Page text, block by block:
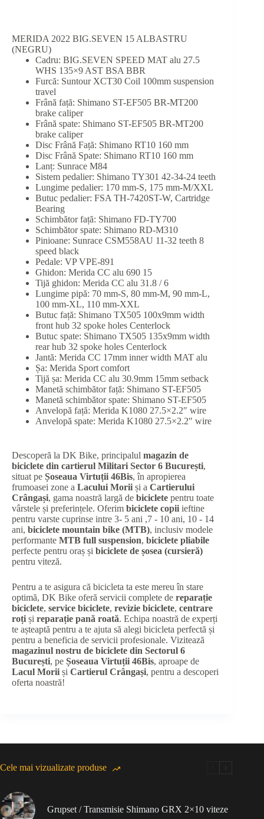
MERIDA 2022 BIG.SEVEN 15 ALBASTRU
(NEGRU)
Cadru: BIG.SEVEN SPEED MAT alu 27.5
WHS 135×9 AST BSA BBR
Furcă: Suntour XCT30 Coil 100mm suspension
travel
Frână față: Shimano ST-EF505 BR-MT200
brake caliper
Frână spate: Shimano ST-EF505 BR-MT200
brake caliper
Disc Frână Față: Shimano RT10 160 mm
Disc Frână Spate: Shimano RT10 160 mm
Lanț: Sunrace M84
Sistem pedalier: Shimano TY301 42-34-24 teeth
Lungime pedalier: 170 mm-S, 175 mm-M/XXL
Butuc pedalier: FSA TH-7420ST-W, Cartridge
Bearing
Schimbător față: Shimano FD-TY700
Schimbător spate: Shimano RD-M310
Pinioane: Sunrace CSM558AU 11-32 teeth 8
speed black
Pedale: VP VPE-891
Ghidon: Merida CC alu 690 15
Tijă ghidon: Merida CC alu 31.8 / 6
Lungime pipă: 70 mm-S, 80 mm-M, 90 mm-L,
100 mm-XL, 110 mm-XXL
Butuc față: Shimano TX505 100x9mm width
front hub 32 spoke holes Centerlock
Butuc spate: Shimano TX505 135x9mm width
rear hub 32 spoke holes Centerlock
Jantă: Merida CC 17mm inner width MAT alu
Șa: Merida Sport comfort
Tijă șa: Merida CC alu 30.9mm 15mm setback
Manetă schimbător față: Shimano ST-EF505
Manetă schimbător spate: Shimano ST-EF505
Anvelopă față: Merida K1080 27.5×2.2″ wire
Anvelopă spate: Merida K1080 27.5×2.2″ wire
Descoperă la DK Bike, principalul magazin de
biciclete din cartierul Militari Sector 6 București,
situat pe Șoseaua Virtuții 46Bis, în apropierea
frumoasei zone a Lacului Morii și a Cartierului
Crângași, gama noastră largă de biciclete pentru toate
vârstele și preferințele. Oferim biciclete copii ieftine
pentru varste cuprinse intre 3- 5 ani ,7 - 10 ani, 10 - 14
ani, biciclete mountain bike (MTB), inclusiv modele
performante MTB full suspension, biciclete pliabile
perfecte pentru oraș și biciclete de șosea (cursieră)
pentru viteză.
Pentru a te asigura că bicicleta ta este mereu în stare
optimă, DK Bike oferă servicii complete de reparație
biciclete, service biciclete, revizie biciclete, centrare
roți și reparație pană roată. Echipa noastră de experți
te așteaptă pentru a te ajuta să alegi bicicleta perfectă și
pentru a beneficia de servicii profesionale. Vizitează
magazinul nostru de biciclete din Sectorul 6
București, pe Șoseaua Virtuții 46Bis, aproape de
Lacul Morii și Cartierul Crângași, pentru a descoperi
oferta noastră!
Cele mai vizualizate produse
Grupset / Transmisie Shimano GRX 2×10 viteze